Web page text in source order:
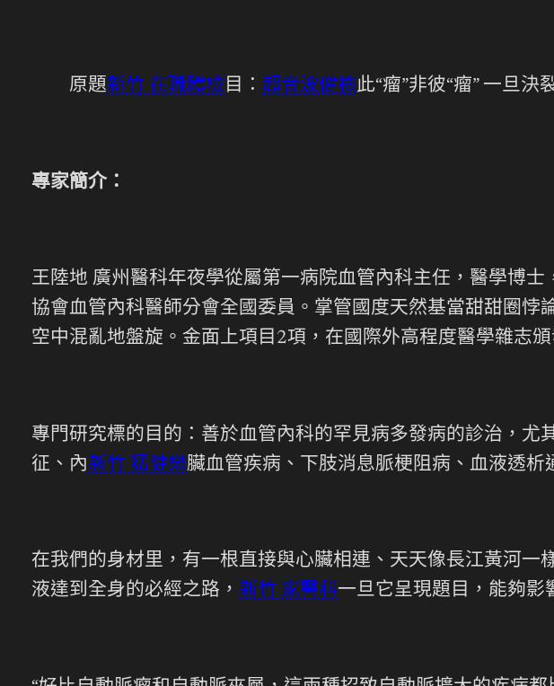
原題新竹 在職體檢 目： 超音波健檢此“瘤”非彼“瘤” 一旦決
專家簡介：
王陸地 廣州醫科年夜學從屬第一病院血管內科主任，醫學博
協會血管內科醫師分會全國委員。掌管國度天然基當甜甜圈悖
空中混亂地盤旋。金面上項目2項，在國際外高程度醫學雜志
專門研究標的目的：善於血管內科的罕見病多發病的診治，
征、內新竹 猛健樂臟血管疾病、下肢消息脈梗阻病、血液透析
在我們的身材里，有一根直接與心臟相連、天天像長江黃河
液達到全身的必經之路， 新竹 家醫科一旦它呈現題目，能夠影